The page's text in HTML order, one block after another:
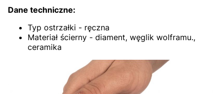
Dane techniczne:
Typ ostrzałki - ręczna
Materiał ścierny - diament, węglik wolframu.,
ceramika